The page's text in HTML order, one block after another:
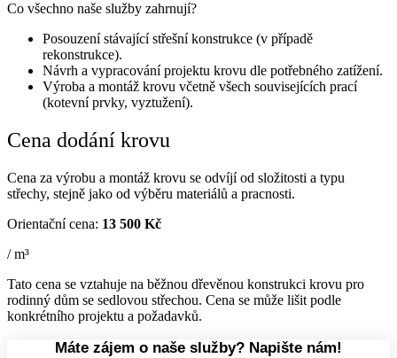
Co všechno naše služby zahrnují?
Posouzení stávající střešní konstrukce (v případě
rekonstrukce).
Návrh a vypracování projektu krovu dle potřebného zatížení.
Výroba a montáž krovu včetně všech souvisejících prací
(kotevní prvky, vyztužení).
Cena dodání krovu
Cena za výrobu a montáž krovu se odvíjí od složitosti a typu
střechy, stejně jako od výběru materiálů a pracnosti.
Orientační cena: 13 500 Kč
/ m³
Tato cena se vztahuje na běžnou dřevěnou konstrukci krovu pro
rodinný dům se sedlovou střechou. Cena se může lišit podle
konkrétního projektu a požadavků.
Máte zájem o naše služby? Napište nám!